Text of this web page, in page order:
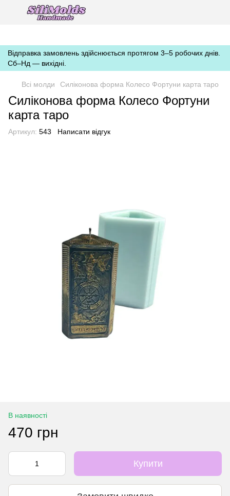
https://silimolds.com.ua//.well-known/apple-developer-merchantid-
domain-association
Відправка замовлень здійснюється протягом 3–5 робочих днів.
Сб–Нд — вихідні.
Всі молди Силіконова форма Колесо Фортуни карта таро
Силіконова форма Колесо Фортуни
карта таро
Артикул: 543 Написати відгук
В наявності
470 грн
Купити